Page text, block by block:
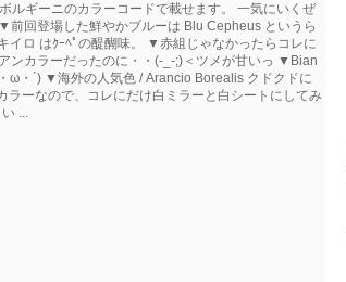
ルギーニのカラーコードで載せます。 一気にいくぜ
回登場した鮮やかブルーは Blu Cepheus というら
ロ はｸｰﾍﾟの醍醐味。 ▼赤組じゃなかったらコレに
ンカラーだったのに・・(-_-;)＜ツメが甘いっ ▼Bian
ω・´) ▼海外の人気色 / Arancio Borealis クドクドに
ーなので、コレにだけ白ミラーと白シートにしてみ
...